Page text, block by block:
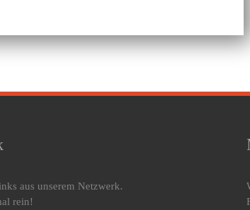
aus unserem Netzwerk.
rein!